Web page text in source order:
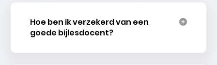
Hoe ben ik verzekerd van een
goede bijlesdocent?